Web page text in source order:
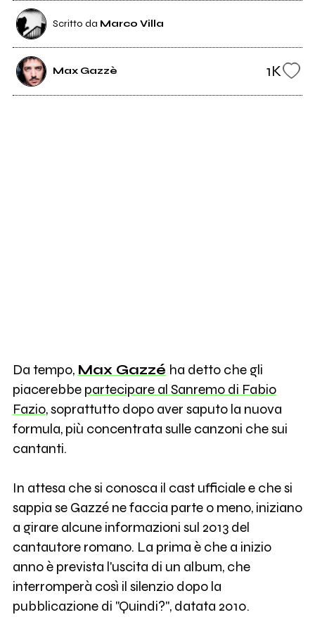
Scritto da Marco Villa
Max Gazzè 1K
Da tempo, Max Gazzé ha detto che gli
piacerebbe partecipare al Sanremo di Fabio
Fazio, soprattutto dopo aver saputo la nuova
formula, più concentrata sulle canzoni che sui
cantanti.
In attesa che si conosca il cast ufficiale e che si
sappia se Gazzé ne faccia parte o meno, iniziano
a girare alcune informazioni sul 2013 del
cantautore romano. La prima è che a inizio
anno è prevista l'uscita di un album, che
interromperà così il silenzio dopo la
pubblicazione di "Quindi?", datata 2010.